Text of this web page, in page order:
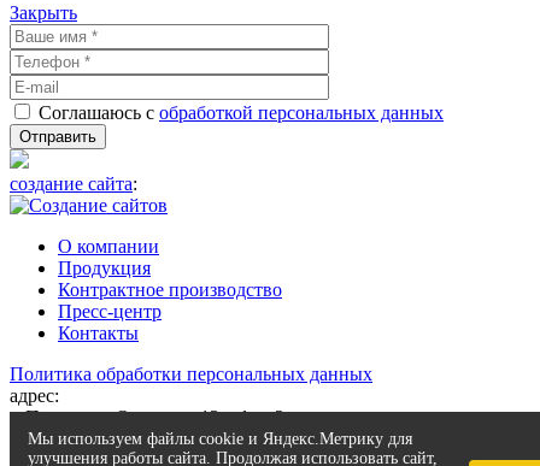
Закрыть
Соглашаюсь с обработкой персональных данных
создание сайта:
О компании
Продукция
Контрактное производство
Пресс-центр
Контакты
Политика обработки персональных данных
адрес:
г. Пермь, ул. Осинская 13, офис 2
телефон: 8 (342) 200 99 01
e-mail: kei2@chemy.ru
Мы используем файлы cookie и Яндекс.Метрику для
улучшения работы сайта. Продолжая использовать сайт,